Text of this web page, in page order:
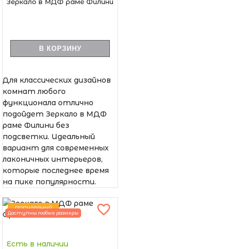
В КОРЗИНУ
Для классических дизайнов
комнат любого
функционала отлично
подойдет Зеркало в МДФ
раме Филини без
подсветки. Идеальный
вариант для современных
лаконичных интерьеров,
которые последнее время
на пике популярности.
ПОПУЛЯРНЫЙ
Доступны любые размеры
Есть в наличии